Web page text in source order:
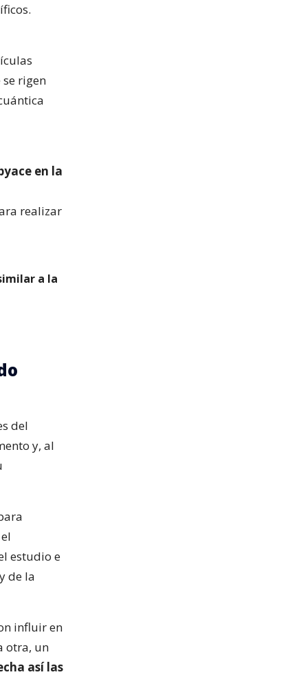
rigen
en la
realizar
a la
del
y, al
estudio e
de la
influir en
otra, un
así las